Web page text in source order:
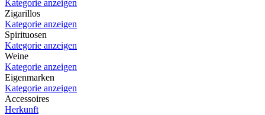
Kategorie anzeigen
Zigarillos
Kategorie anzeigen
Spirituosen
Kategorie anzeigen
Weine
Kategorie anzeigen
Eigenmarken
Kategorie anzeigen
Accessoires
Herkunft